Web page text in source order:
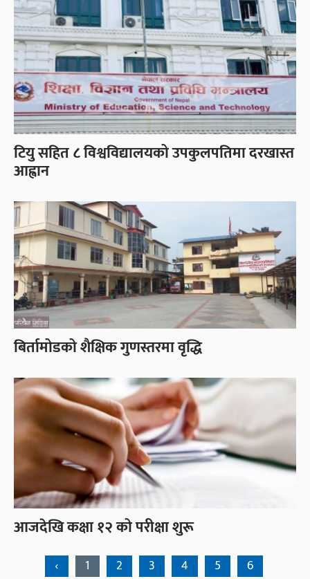
टियु सहित ८ विश्वविद्यालयको उपकुलपतिमा दरखास्त
आह्वान
बिर्तामोडको शैक्षिक गुणस्तरमा वृद्धि
आजदेखि कक्षा १२ को परीक्षा शुरू
‹ 1 2 3 4 5
6